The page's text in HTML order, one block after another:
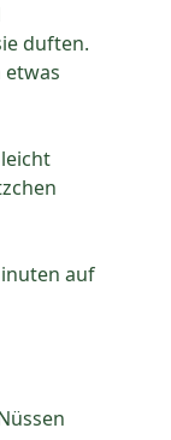
duften.
etwas
auf